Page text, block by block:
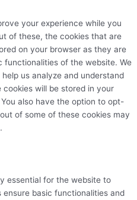
your experience while you
of these, the cookies that are
on your browser as they are
functionalities of the website. We
us analyze and understand
will be stored in your
also have the option to opt-
of some of these cookies may
essential for the website to
basic functionalities and